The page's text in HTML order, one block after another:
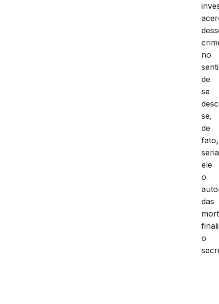
no
de
se
se,
de
fato,
seria
ele
o
das
o